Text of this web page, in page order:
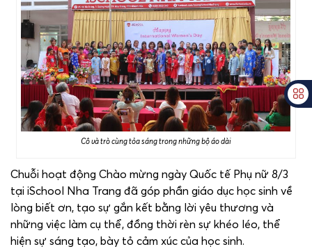
Cô và trò cùng tỏa sáng trong những bộ áo dài
Chuỗi hoạt động Chào mừng ngày Quốc tế Phụ nữ 8/3
tại iSchool Nha Trang đã góp phần giáo dục học sinh về
lòng biết ơn, tạo sự gắn kết bằng lời yêu thương và
những việc làm cụ thể, đồng thời rèn sự khéo léo, thể
hiện sự sáng tạo, bày tỏ cảm xúc của học sinh.